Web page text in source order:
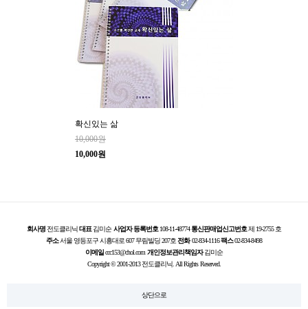
확신있는 삶
10,000원
10,000원
회사명전도클리닉 대표 김미순 사업자 등록번호108-11-48774 통신판매업신고번호제 19-2755 호
주소서울 영등포구 시흥대로 607 무림빌딩 207호 전화02-834-1116 팩스02-834-8498
이메일ccc153@chol.com 개인정보관리책임자김미순
Copyright © 2001-2013 전도클리닉. All Rights Reserved.
상단으로